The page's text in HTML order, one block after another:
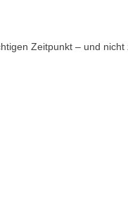
Zeitpunkt – und